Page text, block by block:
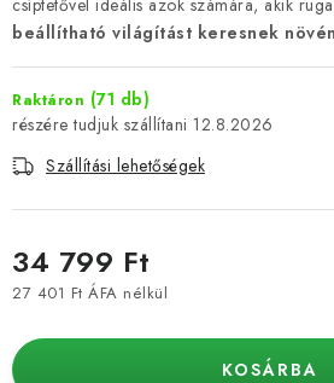
csíptetővel ideális azok számára, akik
beállítható világítást keresnek
Raktáron (71 db)
12.8.2026
Szállítási lehetőségek
34 799 Ft
27 401 Ft ÁFA nélkül
KOSÁRBA